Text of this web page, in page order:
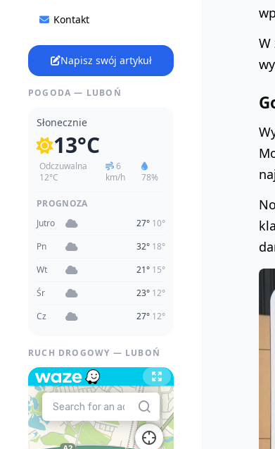
Kontakt
Napisz swój artykuł
POGODA — LUBOŃ
Słonecznie
13°C
Odczuwalna
12°C
6
km/h
78%
PROGNOZA
Jutro
27° 10°
Pn
32° 18°
Wt
21° 15°
Śr
23° 12°
Cz
27° 12°
RUCH DROGOWY — LUBOŃ
W